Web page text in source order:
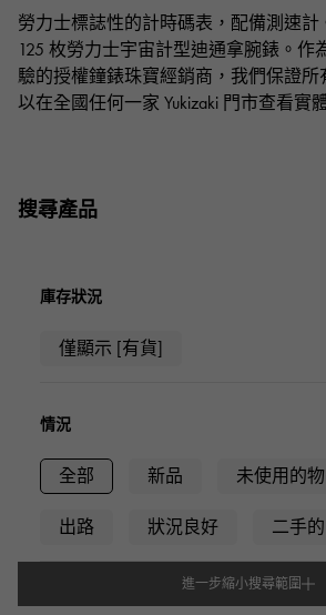
HARRY WINSTON
哈里·溫斯頓 寶
ZENITH
真力時 豪
VINTAGE WATCH
USED NOMBRE
貴族認證二手
勞力士標誌性的計時碼表，配備測速計
125 枚勞力士宇宙計型迪通拿腕錶。作
驗的授權鐘錶珠寶經銷商，我們保證所
以在全國任何一家 Yukizaki 門市查看實
搜尋產品
庫存狀況
僅顯示 [有貨]
情況
全部 新品 未使用的
出路 狀況良好 二手的
型式
進一步縮小搜尋範圍